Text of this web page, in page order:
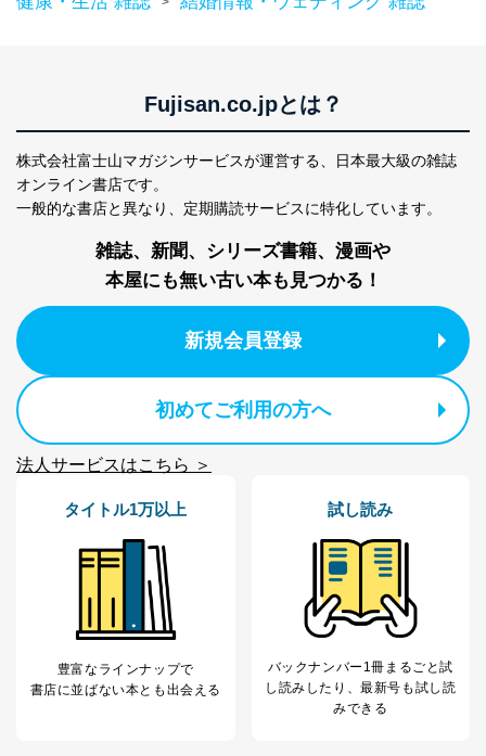
Fujisan.co.jpとは？
株式会社富士山マガジンサービスが運営する、
日本最大級の雑誌
オンライン書店です。
一般的な書店と異なり、 定期購読サービスに特化しています。
雑誌、新聞、シリーズ書籍、漫画や
本屋にも無い古い本も見つかる！
新規会員登録
初めてご利用の方へ
法人サービスはこちら ＞
タイトル1万以上
豊富なラインナップで
書店に並ばない本とも出会える
試し読み
バックナンバー1冊まるごと試
し読み したり、最新号も試し読
みできる